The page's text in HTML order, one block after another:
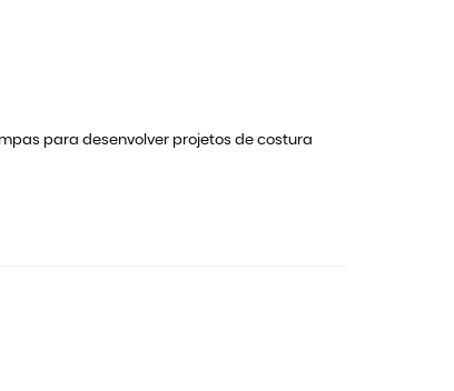
para desenvolver projetos de costura